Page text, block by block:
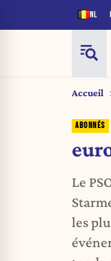
NL
Accueil
Le
les